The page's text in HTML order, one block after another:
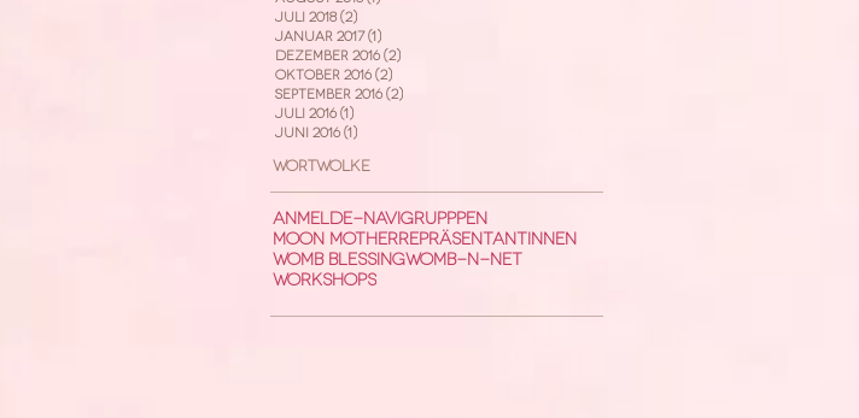
Juli 2018 (2)
Januar 2017 (1)
Dezember 2016 (2)
Oktober 2016 (2)
September 2016 (2)
Juli 2016 (1)
Juni 2016 (1)
Wortwolke
Anmelde-NaviGrupppen
Moon MotherRepräsentantinnen
Womb BlessingWomb-N-Net
Workshops